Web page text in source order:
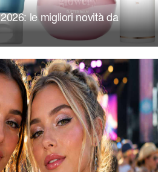
le migliori novità da